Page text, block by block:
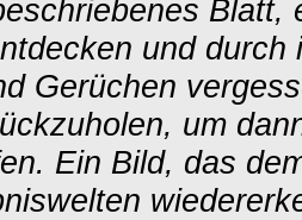
und
Gerüchen
um
Ein Bild, das